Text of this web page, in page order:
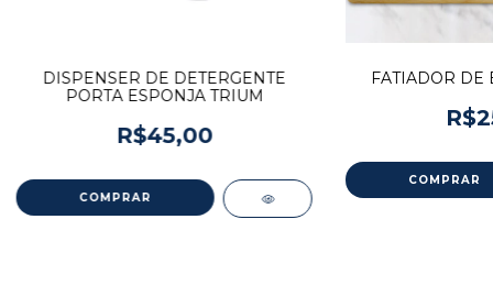
DISPENSER DE DETERGENTE
PORTA ESPONJA TRIUM
R$45,00
COMPRAR
FATIADOR DE